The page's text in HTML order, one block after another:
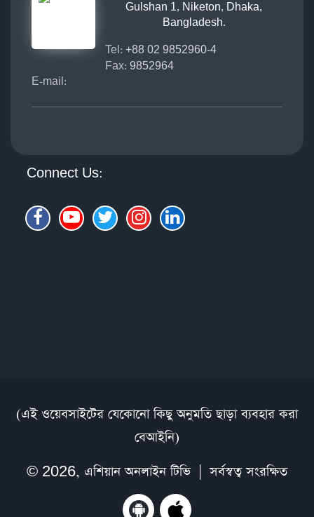
Gulshan 1, Niketon, Dhaka,
Bangladesh.
Tel: +88 02 9852960-4
Fax: 9852964
E-mail:
Connect Us:
(এই ওয়েবসাইটের যেকোনো কিছু অনুমতি ছাড়া ব্যবহার করা
বেআইনি)
© 2026, এশিয়ান অনলাইন টিভি| সর্বস্বত্ব সংরক্ষিত